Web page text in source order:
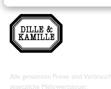
Alle genannten Preise sind
gesetzliche Mehrwertsteuer.